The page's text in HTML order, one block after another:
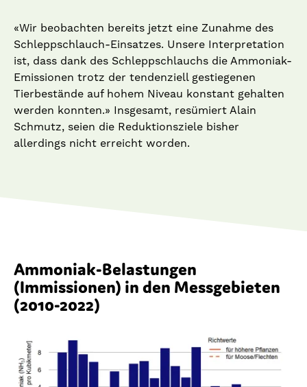
«Wir beobachten bereits jetzt eine Zunahme des
Schleppschlauch-Einsatzes. Unsere Interpretation
ist, dass dank des Schleppschlauchs die Ammoniak-
Emissionen trotz der tendenziell gestiegenen
Tierbestände auf hohem Niveau konstant gehalten
werden konnten.» Insgesamt, resümiert Alain
Schmutz, seien die Reduktionsziele bisher
allerdings nicht erreicht worden.
Ammoniak-Belastungen
(Immissionen) in den Messgebieten
(2010-2022)